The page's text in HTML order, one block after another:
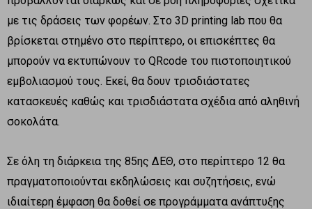
με τις δράσεις των φορέων. Στο 3D printing lab που θα
βρίσκεται στημένο στο περίπτερο, οι επισκέπτες θα
μπορούν να εκτυπώνουν το QRcode του πιστοποιητικού
εμβολιασμού τους. Εκεί, θα δουν τρισδιάστατες
κατασκευές καθώς και τρισδιάστατα σχέδια από αληθινή
σοκολάτα.
Σε όλη τη διάρκεια της 85ης ΔΕΘ, στο περίπτερο 12 θα
πραγματοποιούνται εκδηλώσεις και συζητήσεις, ενώ
ιδιαίτερη έμφαση θα δοθεί σε προγράμματα ανάπτυξης